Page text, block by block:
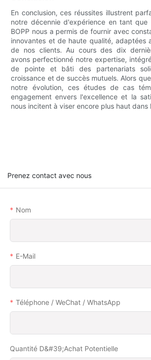
En conclusion, ces réussites illustrent
notre décennie d'expérience en tant
BOPP nous a permis de fournir avec
innovantes et de haute qualité, adaptées
de nos clients. Au cours des dix
avons perfectionné notre expertise,
de pointe et bâti des partenariats
croissance et de succès mutuels. Alors
notre évolution, ces études de cas
engagement envers l'excellence et la
nous incitent à viser encore plus haut dans
Prenez contact avec nous
Nom
E-Mail
Téléphone / WeChat / WhatsApp
Quantité D&#39;achat Potentielle